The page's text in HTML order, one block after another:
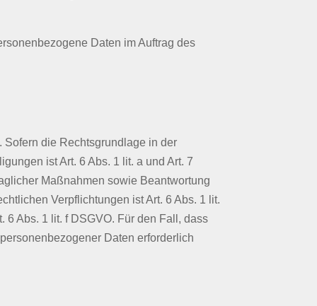
Daten im Auftrag des
die Rechtsgrundlage in der
ist Art. 6 Abs. 1 lit. a und Art. 7
Maßnahmen sowie Beantwortung
Verpflichtungen ist Art. 6 Abs. 1 lit.
6 Abs. 1 lit. f DSGVO. Für den Fall, dass
Daten erforderlich